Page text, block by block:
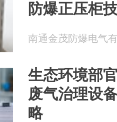
防爆正压柜
南通金茂防爆电气
生态环境部
废气治理设
略